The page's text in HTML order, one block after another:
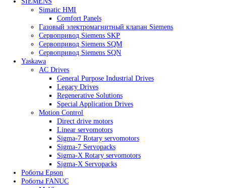
Renishaw Cтилусы
Renishaw Аксессуары
Renishaw Калибровка
Renishaw Системы измерений
SIEMENS
Simatic HMI
Газовый электромагнитный клапан Siemens
Сервопривод Siemens SKP
Сервопривод Siemens SQM
Сервопривод Siemens SQN
Yaskawa
AC Drives
General Purpose Industrial Drives
Legacy Drives
Regenerative Solutions
Special Application Drives
Motion Control
Direct drive motors